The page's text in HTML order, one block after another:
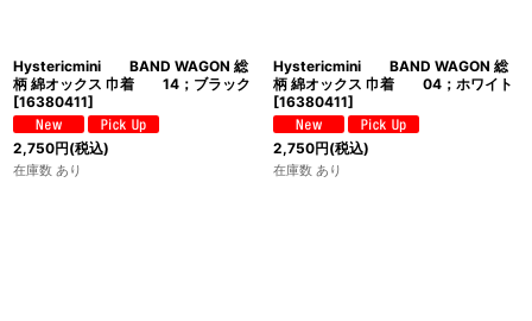
Hystericmini BAND WAGON 総
柄 綿オックス 巾着 14；ブラック
[16380411]
2,750円(税込)
在庫数 あり
Hystericmini BAND WAGON 総
柄 綿オックス 巾着 04；ホワイト
[16380411]
2,750円(税込)
在庫数 あり